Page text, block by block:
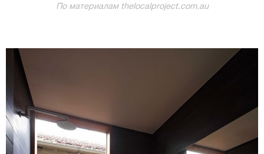
По материалам thelocalproject.com.au